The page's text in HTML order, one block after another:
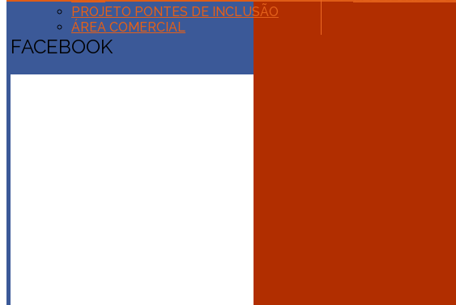
PROJETO PONTES DE INCLUSÃO
ÁREA COMERCIAL
FACEBOOK